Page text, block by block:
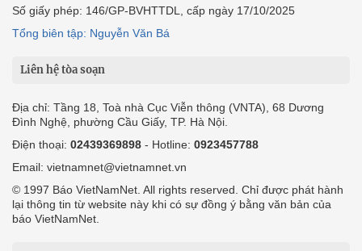
Số giấy phép: 146/GP-BVHTTDL, cấp ngày 17/10/2025
Tổng biên tập: Nguyễn Văn Bá
Liên hệ tòa soạn
Địa chỉ: Tầng 18, Toà nhà Cục Viễn thông (VNTA), 68 Dương
Đình Nghệ, phường Cầu Giấy, TP. Hà Nội.
Điện thoại: 02439369898 - Hotline: 0923457788
Email: vietnamnet@vietnamnet.vn
© 1997 Báo VietNamNet. All rights reserved. Chỉ được phát hành
lại thông tin từ website này khi có sự đồng ý bằng văn bản của
báo VietNamNet.